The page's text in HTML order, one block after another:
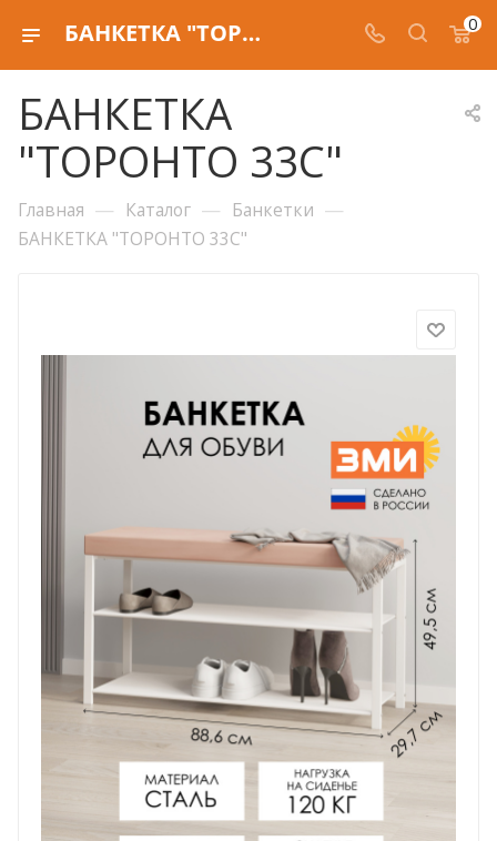
БАНКЕТКА "ТОРОНТО 33С" 0
БАНКЕТКА
"ТОРОНТО 33С"
Главная — Каталог — Банкетки —
БАНКЕТКА "ТОРОНТО 33С"